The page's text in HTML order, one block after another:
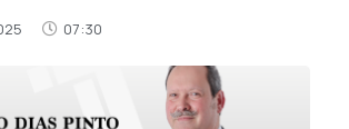
07:30